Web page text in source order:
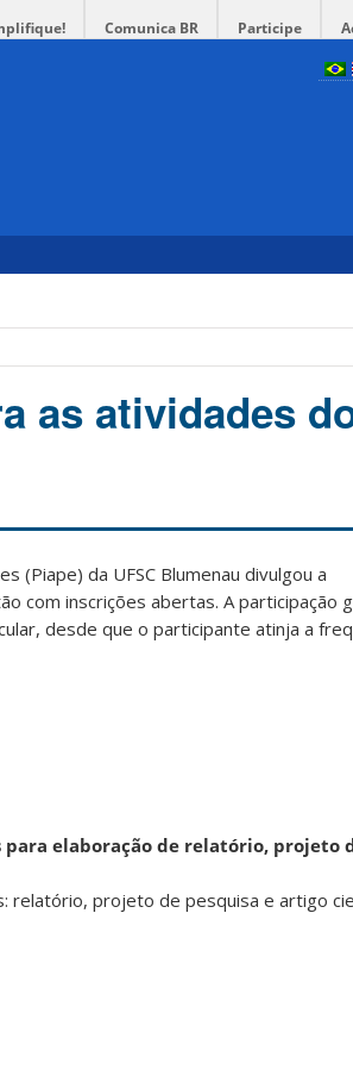
Comunica BR Participe
as atividades
(Piape) da UFSC Blumenau divulgou a
com inscrições abertas. A participação
desde que o participante atinja a
elaboração de relatório, projeto
relatório, projeto de pesquisa e artigo